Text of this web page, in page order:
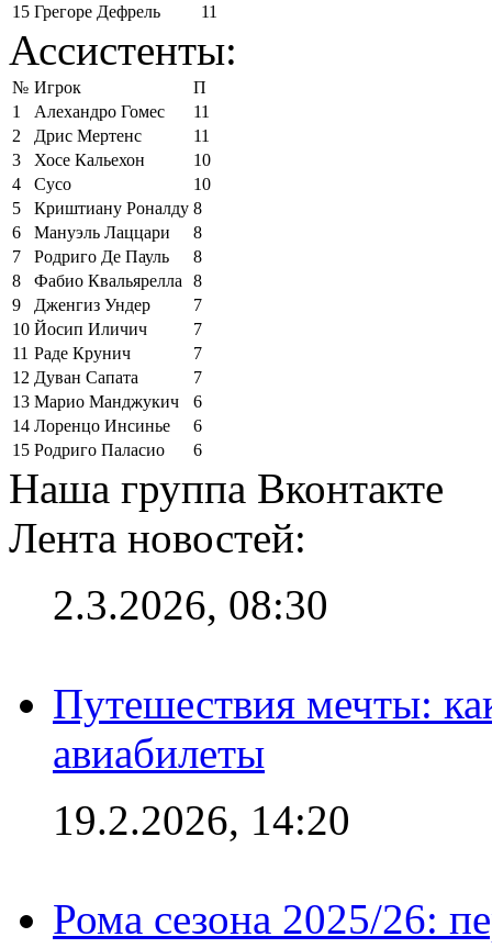
15 Грегоре Дефрель 11
Ассистенты:
№ Игрок
П
1
Алехандро Гомес
11
2
Дрис Мертенс
11
3
Хосе Кальехон
10
4
Сусо
10
5
Криштиану Роналду 8
6
Мануэль Лаццари
8
7
Родриго Де Пауль
8
8
Фабио Квальярелла
8
9
Дженгиз Ундер
7
10 Йосип Иличич
7
11 Раде Крунич
7
12 Дуван Сапата
7
13 Марио Манджукич
6
14 Лоренцо Инсинье
6
15 Родриго Паласио 6
Наша группа Вконтакте
Лента новостей:
2.3.2026, 08:30
Путешествия мечты:
авиабилеты
19.2.2026, 14:20
Рома сезона 2025/26: